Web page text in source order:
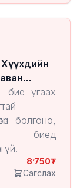
бие угаах
болгоно,
биед
8’750
Сагслах